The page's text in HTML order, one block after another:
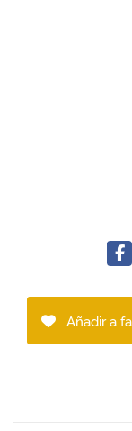
Añadir a